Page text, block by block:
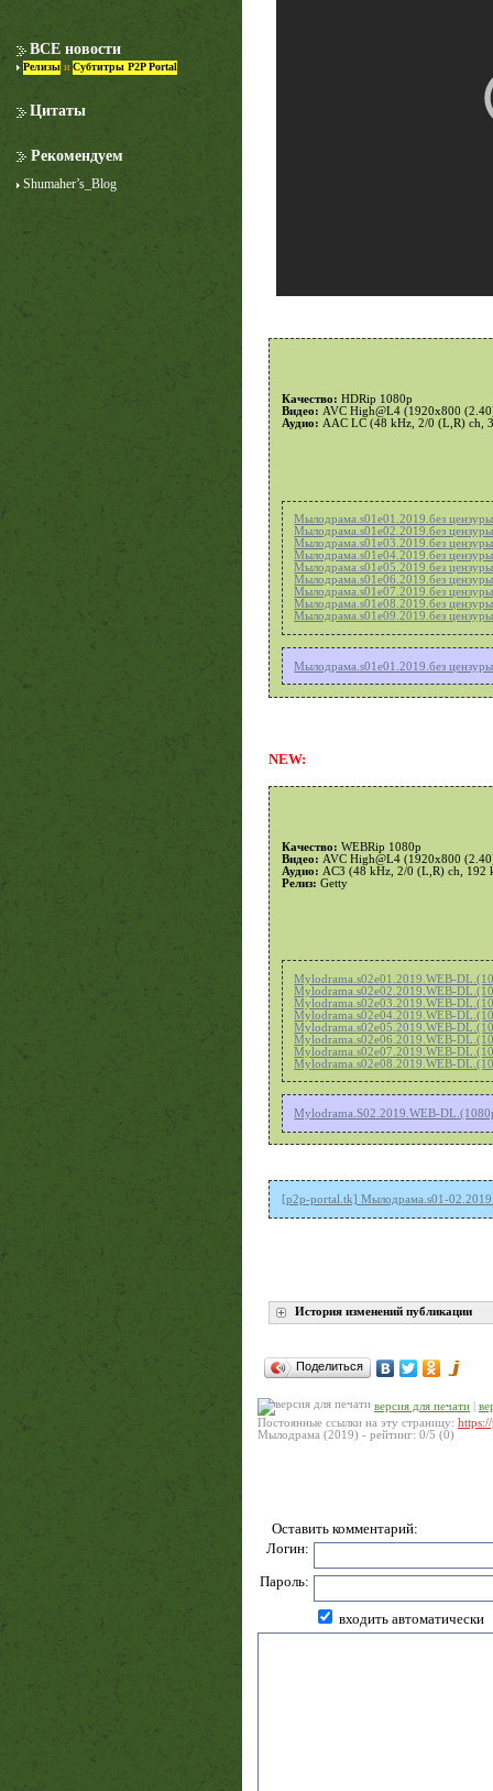
ВСЕ новости
Релизы и Субтитры P2P Portal
Цитаты
Рекомендуем
Shumaher’s_Blog
Качество: HDRip 1080p
Видео: AVC High@L4 (1920x800
Аудио: AAC LC (48 kHz, 2/0 (L,R) ch,
Мылодрама.s01e01.2019.без
Мылодрама.s01e02.2019.без
Мылодрама.s01e03.2019.без
Мылодрама.s01e04.2019.без
Мылодрама.s01e05.2019.без
Мылодрама.s01e06.2019.без
Мылодрама.s01e07.2019.без
Мылодрама.s01e08.2019.без
Мылодрама.s01e09.2019.без
Мылодрама.s01e01.2019.без
NEW:
Качество: WEBRip 1080p
Видео: AVC High@L4 (1920x800
Аудио: AC3 (48 kHz, 2/0 (L,R) ch, 192
Релиз: Getty
Mylodrama.s02e01.2019.WEB-
Mylodrama.s02e02.2019.WEB-
Mylodrama.s02e03.2019.WEB-
Mylodrama.s02e04.2019.WEB-
Mylodrama.s02e05.2019.WEB-
Mylodrama.s02e06.2019.WEB-
Mylodrama.s02e07.2019.WEB-
Mylodrama.s02e08.2019.WEB-
Mylodrama.S02.2019.WEB-
[p2p-portal.tk] Мылодрама.s01-
История изменений публикации
Поделиться
версия для печати
Постоянные ссылки на эту страницу:
Мылодрама (2019) - рейтинг: 0/5 (0)
Оставить комментарий:
Логин:
Пароль:
входить автоматически